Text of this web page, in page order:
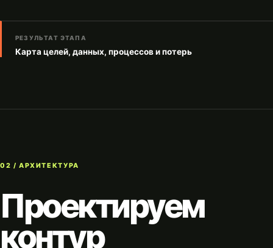
РЕЗУЛЬТАТ ЭТАПА
Карта целей, данных, процессов и потерь
02 / АРХИТЕКТУРА
Проектируем
контур